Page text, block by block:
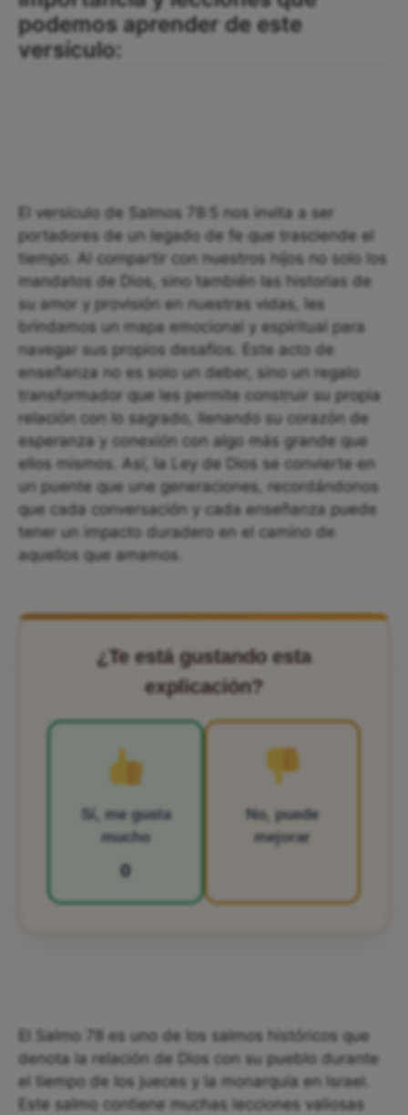
podemos aprender de este
versículo:
El versículo de Salmos 78:5 nos invita a ser
portadores de un legado de fe que trasciende el
tiempo. Al compartir con nuestros hijos no solo los
mandatos de Dios, sino también las historias de
su amor y provisión en nuestras vidas, les
brindamos un mapa emocional y espiritual para
navegar sus propios desafíos. Este acto de
enseñanza no es solo un deber, sino un regalo
transformador que les permite construir su propia
relación con lo sagrado, llenando su corazón de
esperanza y conexión con algo más grande que
ellos mismos. Así, la Ley de Dios se convierte en
un puente que une generaciones, recordándonos
que cada conversación y cada enseñanza puede
tener un impacto duradero en el camino de
aquellos que amamos.
¿Te está gustando esta
explicación?
Sí, me gusta
mucho
0
No, puede
mejorar
El Salmo 78 es uno de los salmos históricos que
denota la relación de Dios con su pueblo durante
el tiempo de los jueces y la monarquía en Israel.
Este salmo contiene muchas lecciones valiosas